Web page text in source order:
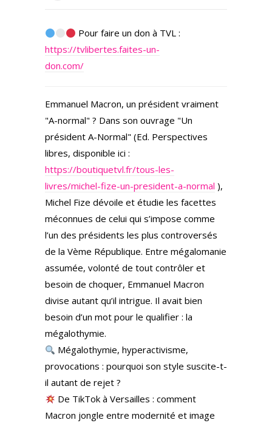
itt
er
Pour faire un don à TVL :
https://tvlibertes.faites-un-
don.com/
Emmanuel Macron, un président vraiment
"A-normal" ? Dans son ouvrage "Un
président A-Normal" (Ed. Perspectives
libres, disponible ici :
https://boutiquetvl.fr/tous-les-
livres/michel-fize-un-president-a-normal ),
Michel Fize dévoile et étudie les facettes
méconnues de celui qui s’impose comme
l’un des présidents les plus controversés
de la Vème République. Entre mégalomanie
assumée, volonté de tout contrôler et
besoin de choquer, Emmanuel Macron
divise autant qu’il intrigue. Il avait bien
besoin d’un mot pour le qualifier : la
mégalothymie.
Mégalothymie, hyperactivisme,
provocations : pourquoi son style suscite-t-
il autant de rejet ?
De TikTok à Versailles : comment
Macron jongle entre modernité et image